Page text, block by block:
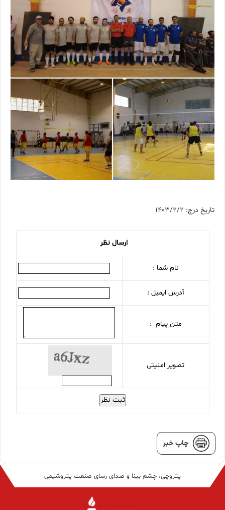
تاریخ درج: 1403/2/2
ارسال نظر
نام شما :
آدرس ایمیل :
متن پیام :
تصویر امنیتی
ثبت نظر
چاپ خبر
پتروچی، چشم بینا و صدای رسای صنعت پتروشیمی